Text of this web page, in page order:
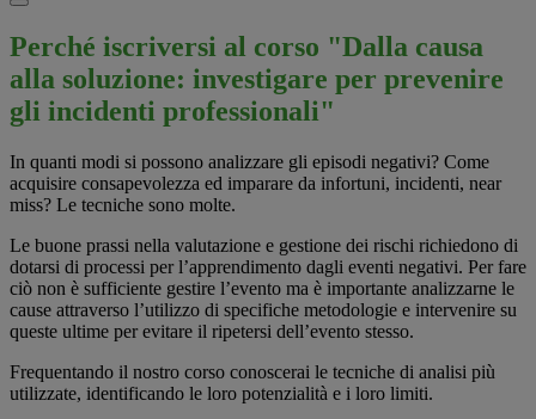
Perché iscriversi al corso "Dalla causa
alla soluzione: investigare per prevenire
gli incidenti professionali"
In quanti modi si possono analizzare gli episodi negativi? Come
acquisire consapevolezza ed imparare da infortuni, incidenti, near
miss? Le tecniche sono molte.
Le buone prassi nella valutazione e gestione dei rischi richiedono di
dotarsi di processi per l’apprendimento dagli eventi negativi. Per fare
ciò non è sufficiente gestire l’evento ma è importante analizzarne le
cause attraverso l’utilizzo di specifiche metodologie e intervenire su
queste ultime per evitare il ripetersi dell’evento stesso.
Frequentando il nostro corso conoscerai le tecniche di analisi più
utilizzate, identificando le loro potenzialità e i loro limiti.